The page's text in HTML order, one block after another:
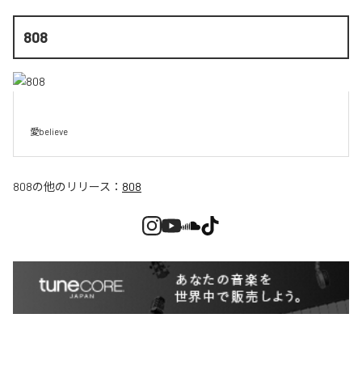
808
愛believe
808の他のリリース： 808